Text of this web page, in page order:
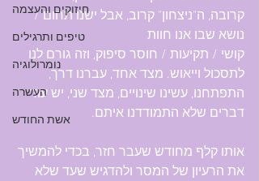
חיזוקים והעצמה
טיפים ותרגילים
נומרולוגיה
העשרה
אשת החודש
קרובה, ה"ניצחון" קרוב, אבל ישנו תחום /
נושא שבו אנו חוות
קושי / תקיעות / חוסר סיפוק, וזה גורם לנו
לתסכול וייאוש. מצד אחד, עברנו דרך,
התפתחנו, עשינו שינויים, מצד שני, יש עוד
דברים שלא התמודדנו איתם.
אותו קלף מחודש שעבר חזר, בכדי להמשיך
את הרעיון של המסר ולהדגיש שעד שלא